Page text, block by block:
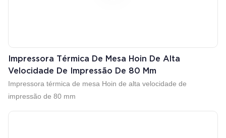
Impressora Térmica De Mesa Hoin De Alta
Velocidade De Impressão De 80 Mm
Impressora térmica de mesa Hoin de alta velocidade de
impressão de 80 mm